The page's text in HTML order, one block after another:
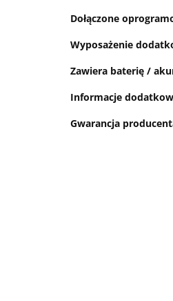
Dołączone
Wyposażenie
Zawiera baterię /
Informacje
Gwarancja